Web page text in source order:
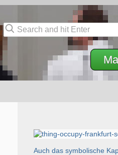
Auch das symbolische